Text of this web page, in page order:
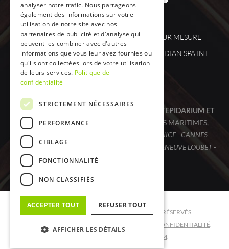
SPA ONE SPA
SAUNA / HAMMAM SUR MESURE
CABINESINFRAROUGE
ACTUS.
CANADIAN SPA INT.
DÉSTOCKAGE
SPA ONE, VOTRE SPÉCIALISTE SPA, SAUNA, TEPIDARIUM ET
CABINE INFRAROUGE (I.R.)
DANS LES ALPES MARITIMES,
ÀCAGNES SUR MER - SAINT PAUL DE VENCE - NICE - CANNES -
MONACO - EZE - SAINT LAURENT DU VAR - VILLENEUVE LOUBET -
ANTIBES - HAUTS DE CAGNES
© COPYRIGHT 2026 SPA ONE. TOUS DROITS RÉSERVÉS.
MENTIONS LÉGALES ET CRÉDITS
POLITIQUE DE CONFIDENTIALITÉ.
CONCEPT ET RÉALISATION QUALIUM.
analyser notre trafic. Nous partageons
également des informations sur votre
utilisation de notre site avec nos
partenaires de publicité et d'analyse qui
peuvent les combiner avec d'autres
informations que vous leur avez fournies ou
qu'ils ont collectées lors de votre utilisation
de leurs services. Politique de
confidentialité
STRICTEMENT NÉCESSAIRES
PERFORMANCE
CIBLAGE
FONCTIONNALITÉ
NON CLASSIFIÉS
ACCEPTER TOUT REFUSER TOUT
AFFICHER LES DÉTAILS